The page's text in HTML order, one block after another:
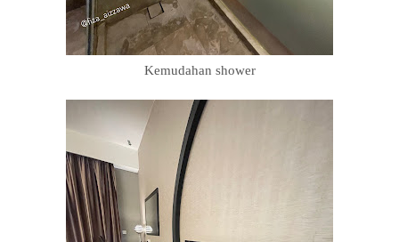
Kemudahan shower